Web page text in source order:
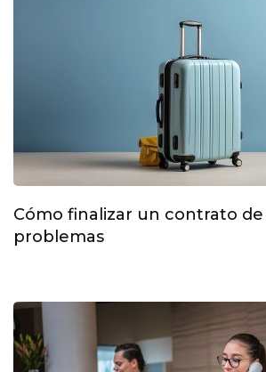
Cómo finalizar un contrato de
problemas